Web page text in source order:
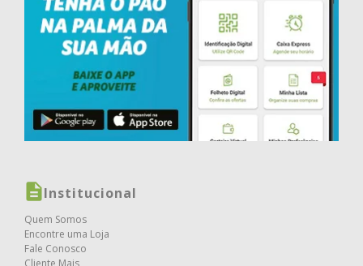
Institucional
Quem Somos
Encontre uma Loja
Fale Conosco
Cliente Mais